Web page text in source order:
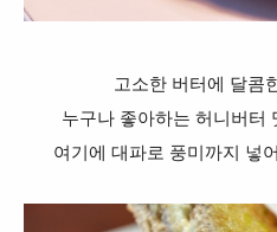
고소한 버터에 달콤
누구나 좋아하는 허니버터
여기에 대파로 풍미까지 넣